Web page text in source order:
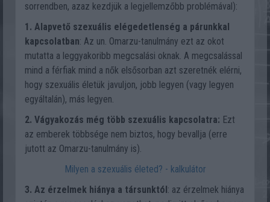
sorrendben, azaz kezdjük a legjellemzőbb problémával):
1. Alapvető szexuális elégedetlenség a párunkkal
kapcsolatban: Az un. Omarzu-tanulmány ezt az okot
mutatta a leggyakoribb megcsalási oknak. A megcsalással
mind a férfiak mind a nők elsősorban azt szeretnék elérni,
hogy szexuális életük javuljon, jobb legyen (vagy legyen
egyáltalán), más legyen.
2. Vágyakozás még több szexuális kapcsolatra: Ezt
az emberek többsége nem biztos, hogy bevallja (erre
jutott az Omarzu-tanulmány is).
Milyen a szexuális életed? - kalkulátor
3. Az érzelmek hiánya a társunktól: az érzelmek hiánya